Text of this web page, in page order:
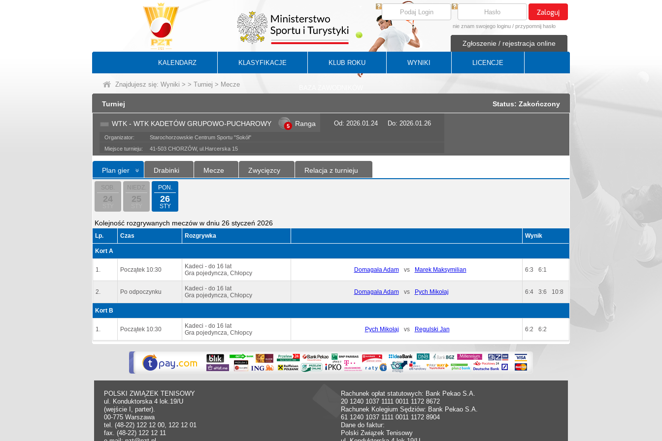
nie znam swojego loginu / przypomnij hasło
Zgłoszenie / rejestracja online
KALENDARZ KLASYFIKACJE KLUB ROKU WYNIKI LICENCJE
Znajdujesz się: Wyniki > > Turniej > Mecze
Turniej Status: Zakończony
WTK - WTK KADETÓW GRUPOWO-PUCHAROWY 5 Ranga Od: 2026.01.24 Do: 2026.01.26
Organizator:
Starochorzowskie Centrum Sportu "Sokół"
Miejsce turnieju:
41-503 CHORZÓW, ul.Harcerska 15
Plan gier Drabinki Mecze Zwycięzcy Relacja z turnieju
SOB.
24
NIEDZ.
25
PON.
26
STY
Kolejność rozgrywanych meczów w dniu 26 styczeń 2026
Lp. Czas Rozgrywka Wynik
Kort A
1. Początek 10:30
Kadeci - do 16 lat
Gra pojedyncza, Chłopcy
Domagała Adam vs Marek Maksymilian 6:3 6:1
2. Po odpoczynku
Kadeci - do 16 lat
Gra pojedyncza, Chłopcy
Domagała Adam vs Pych Mikołaj 6:4 3:6 10:8
Kort B
1. Początek 10:30
Kadeci - do 16 lat
Gra pojedyncza, Chłopcy
Pych Mikołaj vs Regulski Jan 6:2 6:2
POLSKI ZWIĄZEK TENISOWY
ul. Konduktorska 4 lok.19/U
(wejście I, parter).
00-775 Warszawa
tel. (48-22) 122 12 00, 122 12 01
fax. (48-22) 122 12 11
Rachunek opłat statutowych: Bank Pekao S.A.
20 1240 1037 1111 0011 1172 8672
Rachunek Kolegium Sędziów: Bank Pekao S.A.
61 1240 1037 1111 0011 1172 8904
Dane do faktur:
Polski Związek Tenisowy